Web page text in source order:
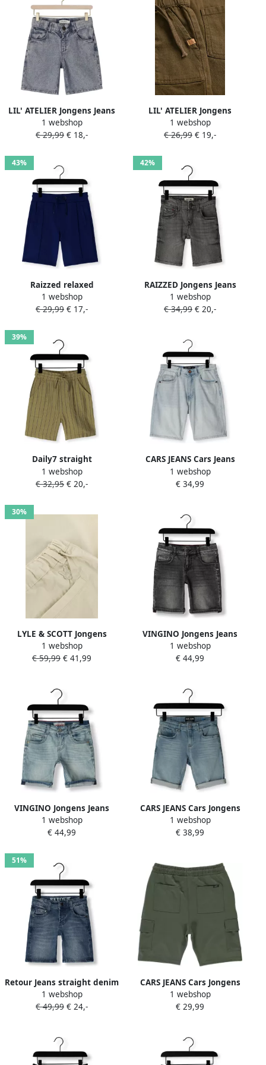
LIL' ATELIER Jongens Jeans
Nmmfunda Loose Dnm
Shorts 5552-fd Lil
1 webshop
€ 29,99 € 18,-
LIL' ATELIER Jongens
Broeken Nmmfrederik
Loose Shorts Lil Olijf
1 webshop
€ 26,99 € 19,-
43%
Raizzed relaxed
regular waist casual short
donkerblauw
1 webshop
€ 29,99 € 17,-
42%
RAIZZED Jongens Jeans
Oregon Donkergrijs
1 webshop
€ 34,99 € 20,-
39%
Daily7 straight
regular waist gestreepte
casual short olijfgroen
1 webshop
€ 32,95 € 20,-
CARS JEANS Cars Jeans
Bowery Lichtblauw
1 webshop
€ 34,99
30%
LYLE & SCOTT Jongens
Broeken Linen Blend Short
Ecru
1 webshop
€ 59,99 € 41,99
VINGINO Jongens Jeans
Charlie Icon Grijs
1 webshop
€ 44,99
VINGINO Jongens Jeans
Charlie Icon Blauw
1 webshop
€ 44,99
CARS JEANS Cars Jongens
Jeans California Lichtblauw
1 webshop
€ 38,99
51%
Retour Jeans straight denim
short light blue denim
1 webshop
€ 49,99 € 24,-
CARS JEANS Cars Jongens
Broeken Redush Groen
1 webshop
€ 29,99